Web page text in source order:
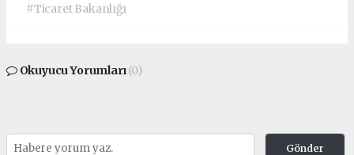
#Ticaret Bakanlığı
Okuyucu Yorumları(0)
Gönder